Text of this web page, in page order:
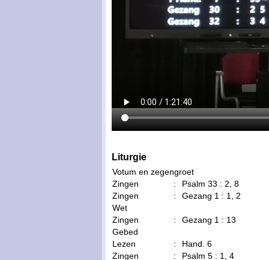
Liturgie
Votum en zegengroet
Zingen
:
Psalm 33 : 2, 8
Zingen
:
Gezang 1 : 1, 2
Wet
Zingen
:
Gezang 1 : 13
Gebed
Lezen
:
Hand. 6
Zingen
:
Psalm 5 : 1, 4